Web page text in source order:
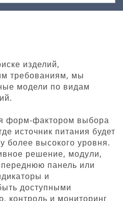
изделий,
требованиям, мы
модели по видам
форм-фактором выбора
источник питания будет
более высокого уровня.
решение, модули,
панель или
и
доступными
контроль и мониторинг